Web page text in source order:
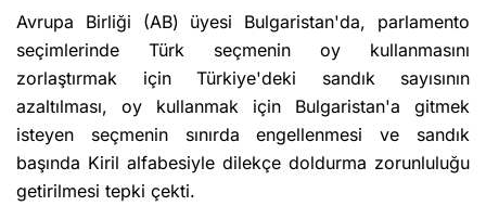
Avrupa Birliği (AB) üyesi Bulgaristan'da, parlamento
seçimlerinde Türk seçmenin oy kullanmasını
zorlaştırmak için Türkiye'deki sandık sayısının
azaltılması, oy kullanmak için Bulgaristan'a gitmek
isteyen seçmenin sınırda engellenmesi ve sandık
başında Kiril alfabesiyle dilekçe doldurma zorunluluğu
getirilmesi tepki çekti.